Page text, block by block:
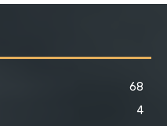
68
4